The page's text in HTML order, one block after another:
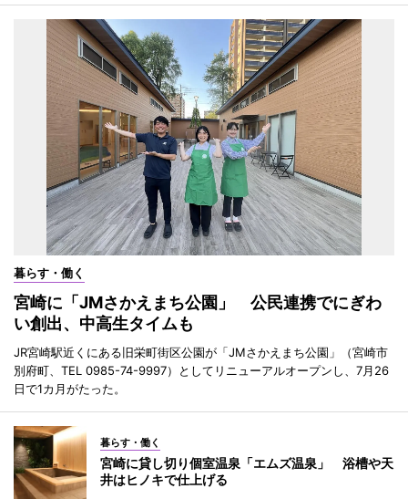
暮らす・働く
宮崎に「JMさかえまち公園」 公民連携でにぎわ
い創出、中高生タイムも
JR宮崎駅近くにある旧栄町街区公園が「JMさかえまち公園」（宮崎市
別府町、TEL 0985-74-9997）としてリニューアルオープンし、7月26
日で1カ月がたった。
暮らす・働く
宮崎に貸し切り個室温泉「エムズ温泉」 浴槽や天
井はヒノキで仕上げる